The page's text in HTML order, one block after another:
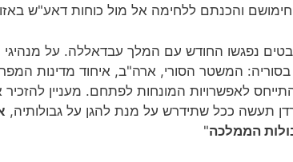
והכנתם ללחימה אל מול כוחות דאע"ש
נפגשו החודש עם המלך עבדאללה. על
המשטר הסורי, ארה"ב, איחוד מדינות
לאפשרויות המונחות לפתחם. מעניין
תעשה ככל שתידרש על מנת להגן על גבולותיה,
הממלכה"